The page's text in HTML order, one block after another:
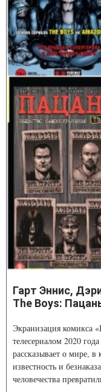
Гарт Эннис,
The Boys:
Экранизация комикса
телесериалом 2020
рассказывает о мире, в
известность и
человечества